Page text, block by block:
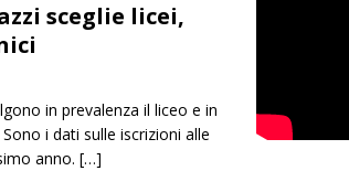
che Santo Stefano Belbo è un
parte l’allestimento
ALTRE
sceglie licei,
in prevalenza il liceo e in
i dati sulle iscrizioni alle
anno. […]